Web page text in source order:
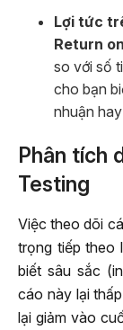
Lợi tức
Return
so với số
cho bạn
nhuận
Phân tích
Testing
Việc theo dõi
trọng tiếp theo
biết sâu sắc
cáo này lại
lại giảm vào